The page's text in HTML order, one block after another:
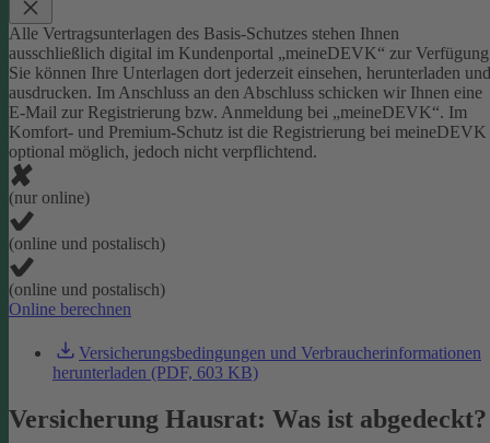
Alle Vertragsunterlagen des Basis-Schutzes stehen Ihnen
ausschließlich digital im Kundenportal „meineDEVK“ zur
Sie können Ihre Unterlagen dort jederzeit einsehen, herunterladen und
ausdrucken. Im Anschluss an den Abschluss schicken wir Ihnen eine
E-Mail zur Registrierung bzw. Anmeldung bei „meineDEVK“. Im
Komfort- und Premium-Schutz ist die Registrierung bei meineDEVK
optional möglich, jedoch nicht verpflichtend.
(nur online)
(online und postalisch)
(online und postalisch)
Online berechnen
Versicherungsbedingungen und Verbraucherinformationen
herunterladen (PDF, 603 KB)
Versicherung Hausrat: Was ist abgedeckt?